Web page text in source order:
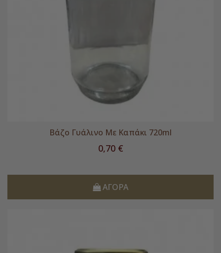
Βάζο Γυάλινο Με Καπάκι 720ml
Τιμή
0,70 €
ΑΓΟΡΆ